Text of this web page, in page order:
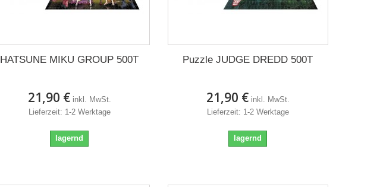
HATSUNE MIKU GROUP 500T
21,90 € inkl. MwSt.
Lieferzeit: 1-2 Werktage
lagernd
Puzzle JUDGE DREDD 500T
21,90 € inkl. MwSt.
Lieferzeit: 1-2 Werktage
lagernd